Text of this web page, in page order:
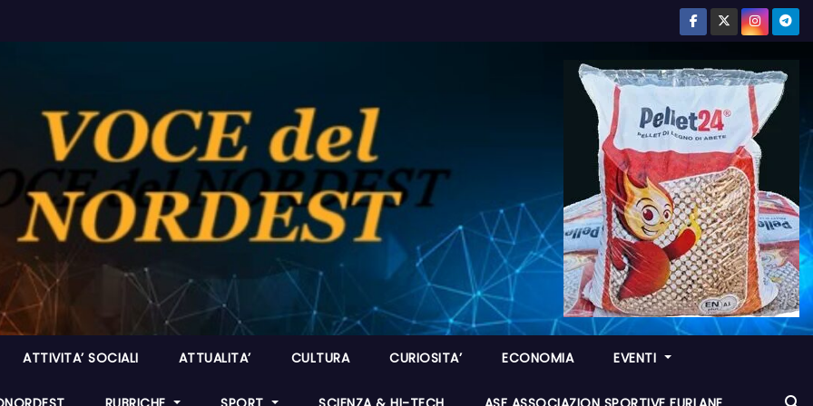
ATTIVITA’ SOCIALI ATTUALITA’ CULTURA CURIOSITA’ ECONOMIA EVENTI